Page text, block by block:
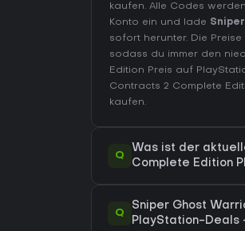
kaufen. Alle Codes
Konto ein und lade
sofort herunter. Die
sodass du immer den
Edition Preis auf
Contracts 2 Complete
kaufen.
Q
Was ist der
Complete Edition
Q
Sniper Ghost
PlayStation-Deals